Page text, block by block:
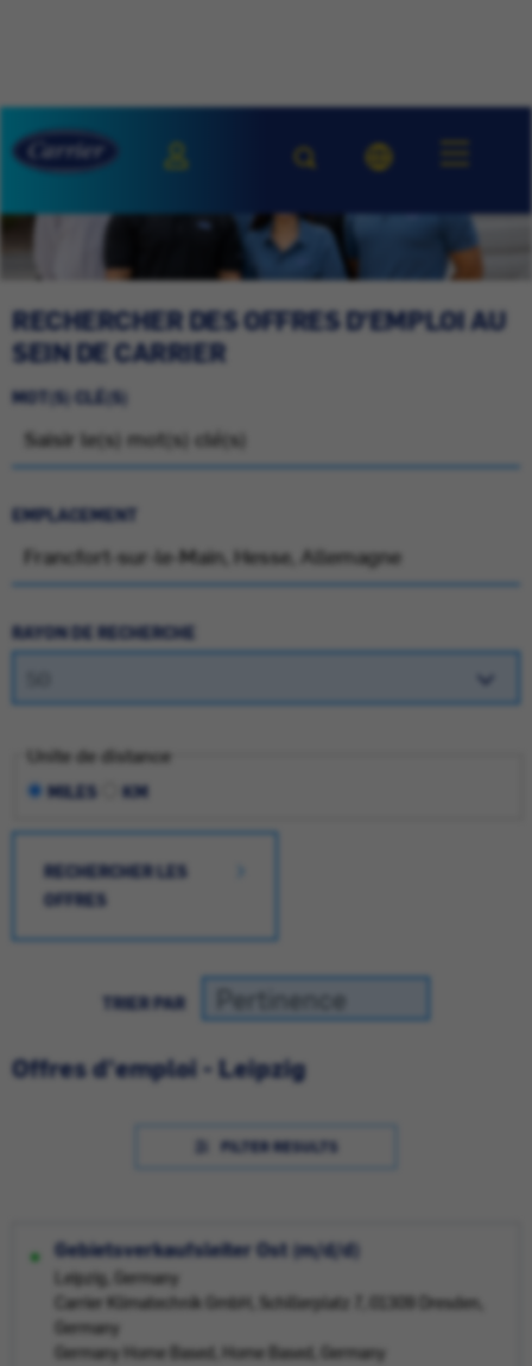
RECHERCHER DES OFFRES D'EMPLOI AU
SEIN DE CARRIER
MOT(S) CLÉ(S)
EMPLACEMENT
RAYON DE RECHERCHE
Unite de distance
MILES KM
RECHERCHER LES
OFFRES
TRIER PAR
Offres d'emploi - Leipzig
FILTER RESULTS
Gebietsverkaufsleiter Ost (m/d/d)
Leipzig, Germany
Carrier Klimatechnik GmbH, Schillerplatz 7, 01309 Dresden,
Germany
Germany Home Based, Home Based, Germany